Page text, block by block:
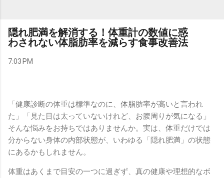
隠れ肥満を解消する！体重計の数値に惑
わされない体脂肪率を減らす食事改善法
7:03 PM
「健康診断の体重は標準なのに、体脂肪率が高いと言われ
た」「見た目は太っていないけれど、お腹周りが気になる」
そんな悩みをお持ちではありませんか。実は、体重だけでは
分からない身体の内部状態が、いわゆる「隠れ肥満」の状態
にあるかもしれません。
体重はあくまで目安の一つに過ぎず、真の健康や理想的なボ